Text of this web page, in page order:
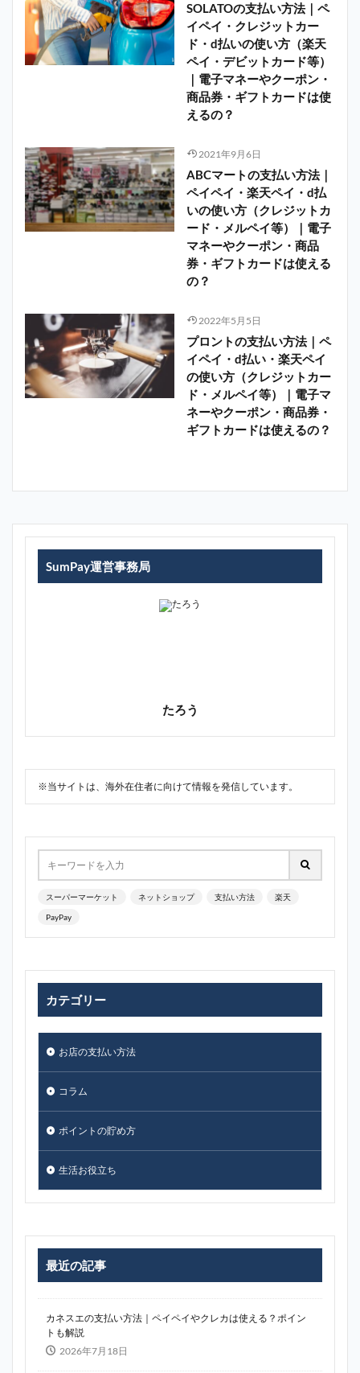
SOLATOの支払い方法｜ペ
イペイ・クレジットカー
ド・d払いの使い方（楽天
ペイ・デビットカード等）
｜電子マネーやクーポン・
商品券・ギフトカードは使
えるの？
2021年9月6日
ABCマートの支払い方法｜
ペイペイ・楽天ペイ・d払
いの使い方（クレジットカ
ード・メルペイ等）｜電子
マネーやクーポン・商品
券・ギフトカードは使える
の？
2022年5月5日
プロントの支払い方法｜ペ
イペイ・d払い・楽天ペイ
の使い方（クレジットカー
ド・メルペイ等）｜電子マ
ネーやクーポン・商品券・
ギフトカードは使えるの？
SumPay運営事務局
たろう
※当サイトは、海外在住者に向けて情報を発信しています。
スーパーマーケット ネットショップ 支払い方法 楽天
PayPay
カテゴリー
お店の支払い方法
コラム
ポイントの貯め方
生活お役立ち
最近の記事
カネスエの支払い方法｜ペイペイやクレカは使える？ポイン
トも解説
2026年7月18日